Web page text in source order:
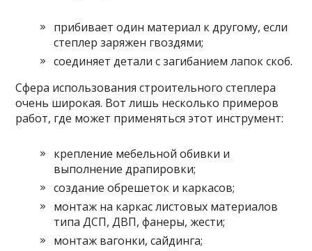
прибивает один материал к другому, если
степлер заряжен гвоздями;
соединяет детали с загибанием лапок скоб.
Сфера использования строительного степлера
очень широкая. Вот лишь несколько примеров
работ, где может применяться этот инструмент:
крепление мебельной обивки и
выполнение драпировки;
создание обрешеток и каркасов;
монтаж на каркас листовых материалов
типа ДСП, ДВП, фанеры, жести;
монтаж вагонки, сайдинга;